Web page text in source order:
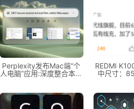
Perplexity发布Mac端“个
人电脑”应用:深度整合本地
文件与跨端协作
REDMI
中尺寸：